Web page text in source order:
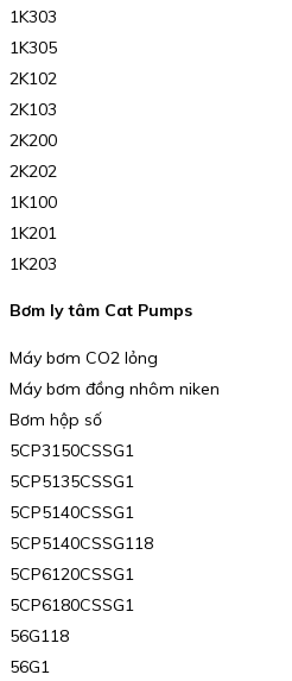
1K303
1K305
2K102
2K103
2K200
2K202
1K100
1K201
1K203
Bơm ly tâm Cat Pumps
Máy bơm CO2 lỏng
Máy bơm đồng nhôm niken
Bơm hộp số
5CP3150CSSG1
5CP5135CSSG1
5CP5140CSSG1
5CP5140CSSG118
5CP6120CSSG1
5CP6180CSSG1
56G118
56G1